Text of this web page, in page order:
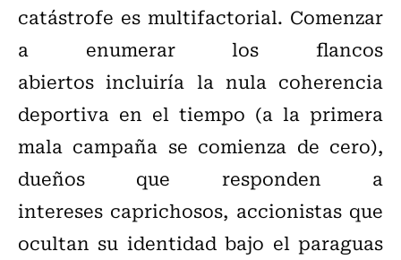
catástrofe es multifactorial. Comenzar
a enumerar los flancos
abiertos incluiría la nula coherencia
deportiva en el tiempo (a la primera
mala campaña se comienza de cero),
dueños que responden a
intereses caprichosos, accionistas que
ocultan su identidad bajo el paraguas